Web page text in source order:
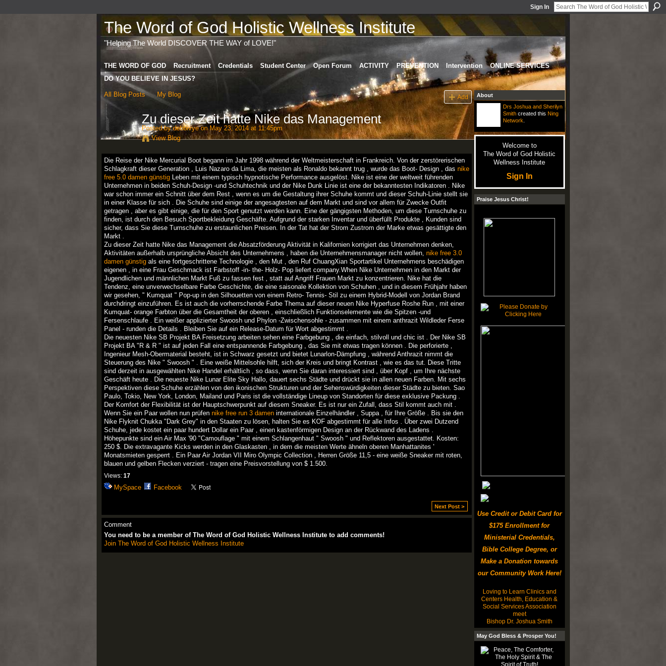
Sign In
The Word of God Holistic Wellness Institute
"Helping The World DISCOVER THE WAY of LOVE!"
THE WORD OF GOD Recruitment Credentials Student Center Open Forum ACTIVITY PREVENTION Intervention
ONLINE SERVICES
DO YOU BELIEVE IN JESUS?
All Blog Posts My Blog Add
Zu dieser Zeit hatte Nike das Management
Posted bydebbivyeon May 23, 2014 at 11:45pm
View Blog
Die Reise der Nike Mercurial Boot begann im Jahr 1998 während der Weltmeisterschaft in Frankreich. Von der zerstörerischen
Schlagkraft dieser Generation , Luis Nazaro da Lima, die meisten als Ronaldo bekannt trug , wurde das Boot- Design , das nike
free 5.0 damen günstigLeben mit einem typisch hypnotische Performance ausgelöst. Nike ist eine der weltweit führenden
Unternehmen in beiden Schuh-Design -und Schuhtechnik und der Nike Dunk Linie ist eine der bekanntesten Indikatoren . Nike
war schon immer ein Schnitt über dem Rest , wenn es um die Gestaltung ihrer Schuhe kommt und dieser Schuh-Linie stellt sie
in einer Klasse für sich . Die Schuhe sind einige der angesagtesten auf dem Markt und sind vor allem für Zwecke Outfit
getragen , aber es gibt einige, die für den Sport genutzt werden kann. Eine der gängigsten Methoden, um diese Turnschuhe zu
finden, ist durch den Besuch Sportbekleidung Geschäfte. Aufgrund der starken Inventar und überfüllt Produkte , Kunden sind
sicher, dass Sie diese Turnschuhe zu erstaunlichen Preisen. In der Tat hat der Strom Zustrom der Marke etwas gesättigte den
Markt .
Zu dieser Zeit hatte Nike das Management die Absatzförderung Aktivität in Kalifornien korrigiert das Unternehmen denken,
Aktivitäten außerhalb ursprüngliche Absicht des Unternehmens , haben die Unternehmensmanager nicht wollen, nike free 3.0
damen günstigals eine fortgeschrittene Technologie , den Mut , den Ruf ChuangXian Sportartikel Unternehmens beschädigen
eigenen , in eine Frau Geschmack ist Farbstoff -in- the- Holz- Pop liefert company.When Nike Unternehmen in den Markt der
Jugendlichen und männlichen Markt Fuß zu fassen fest , statt auf Angriff Frauen Markt zu konzentrieren. Nike hat die
Tendenz, eine unverwechselbare Farbe Geschichte, die eine saisonale Kollektion von Schuhen , und in diesem Frühjahr haben
wir gesehen, " Kumquat " Pop-up in den Silhouetten von einem Retro- Tennis- Stil zu einem Hybrid-Modell von Jordan Brand
durchdringt einzuführen. Es ist auch die vorherrschende Farbe Thema auf dieser neuen Nike Hyperfuse Roshe Run , mit einer
Kumquat- orange Farbton über die Gesamtheit der oberen , einschließlich Funktionselemente wie die Spitzen -und
Fersenschlaufe . Ein weißer applizierter Swoosh und Phylon -Zwischensohle - zusammen mit einem anthrazit Wildleder Ferse
Panel - runden die Details . Bleiben Sie auf ein Release-Datum für Wort abgestimmt .
Die neuesten Nike SB Projekt BA Freisetzung arbeiten sehen eine Farbgebung , die einfach, stilvoll und chic ist . Der Nike SB
Projekt BA "R & R " ist auf jeden Fall eine entspannende Farbgebung , das Sie mit etwas tragen können . Die perforierte ,
Ingenieur Mesh-Obermaterial besteht, ist in Schwarz gesetzt und bietet Lunarlon-Dämpfung , während Anthrazit nimmt die
Steuerung des Nike " Swoosh " . Eine weiße Mittelsohle hilft, sich der Kreis und bringt Kontrast , wie es das tut. Diese Tritte
sind derzeit in ausgewählten Nike Handel erhältlich , so dass, wenn Sie daran interessiert sind , über Kopf , um Ihre nächste
Geschäft heute . Die neueste Nike Lunar Elite Sky Hallo, dauert sechs Städte und drückt sie in allen neuen Farben. Mit sechs
Perspektiven diese Schuhe erzählen von den ikonischen Strukturen und der Sehenswürdigkeiten dieser Städte zu bieten. Sao
Paulo, Tokio, New York, London, Mailand und Paris ist die vollständige Lineup von Standorten für diese exklusive Packung .
Der Komfort der Flexibilität ist der Hauptschwerpunkt auf diesem Sneaker. Es ist nur ein Zufall, dass Stil kommt auch mit .
Wenn Sie ein Paar wollen nun prüfen nike free run 3 dameninternationale Einzelhändler , Suppa , für Ihre Größe . Bis sie den
Nike Flyknit Chukka "Dark Grey" in den Staaten zu lösen, halten Sie es KOF abgestimmt für alle Infos . Über zwei Dutzend
Schuhe, jede kostet ein paar hundert Dollar ein Paar , einen kastenförmigen Design an der Rückwand des Ladens .
Höhepunkte sind ein Air Max '90 "Camouflage " mit einem Schlangenhaut " Swoosh " und Reflektoren ausgestattet. Kosten:
250 $. Die extravagante Kicks werden in den Glaskasten , in dem die meisten Werte ähneln oberen Manhattanites '
Monatsmieten gesperrt . Ein Paar Air Jordan VII Miro Olympic Collection , Herren Größe 11,5 - eine weiße Sneaker mit roten,
blauen und gelben Flecken verziert - tragen eine Preisvorstellung von $ 1.500.
Views: 17
MySpace Facebook
Next Post >
Comment
You need to be a member of The Word of God Holistic Wellness Institute to add comments!
Join The Word of God Holistic Wellness Institute
About
Drs Joshua and Sherilyn
Smithcreated this Ning
Network
Welcome to
The Word of God Holistic
Wellness Institute
Sign In
Praise Jesus Christ!
Use Credit or Debit Card for
$175 Enrollment for
Ministerial Credentials,
Bible College Degree, or
Make a Donation towards
our Community Work Here!
Loving to Learn Clinics and
Centers Health, Education &
Social Services Association
meet
Bishop Dr. Joshua Smith
May God Bless & Prosper You!